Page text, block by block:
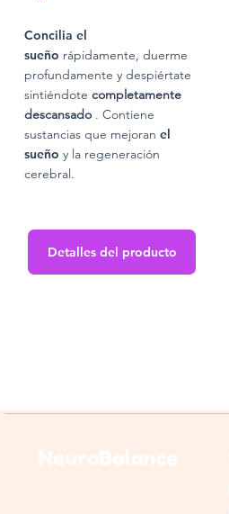
Concilia el
sueño rápidamente, duerme
profundamente y despiértate
sintiéndote completamente
descansado . Contiene
sustancias que mejoran el
sueño y la regeneración
cerebral.
Detalles del producto